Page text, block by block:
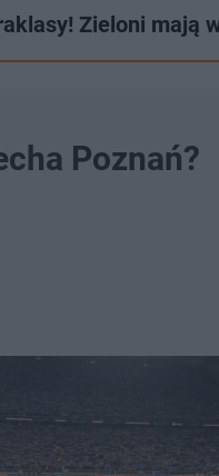
Zieloni mają
Poznań?